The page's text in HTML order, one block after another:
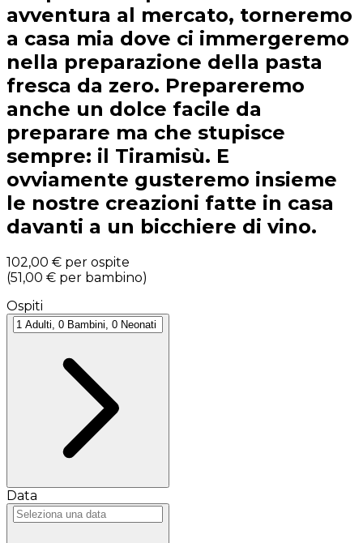
avventura al mercato, torneremo
a casa mia dove ci immergeremo
nella preparazione della pasta
fresca da zero. Prepareremo
anche un dolce facile da
preparare ma che stupisce
sempre: il Tiramisù. E
ovviamente gusteremo insieme
le nostre creazioni fatte in casa
davanti a un bicchiere di vino.
102,00 € per ospite
(51,00 € per bambino)
Ospiti
Data